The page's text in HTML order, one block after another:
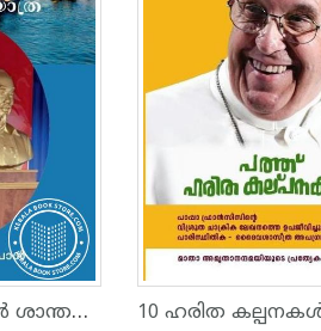
മെകോങ് ഇപ്പോള്‍ ശാന്തമാണ് - വിയറ്റ്നാം യാത്ര 10 ഹരിത